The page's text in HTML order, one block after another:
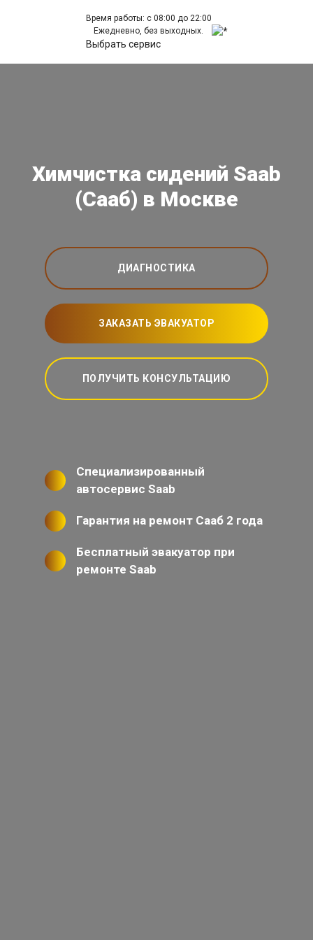
Время работы: с 08:00 до 22:00
Ежедневно, без выходных.
Выбрать сервис
Химчистка сидений Saab
(Сааб) в Москве
ДИАГНОСТИКА
ЗАКАЗАТЬ ЭВАКУАТОР
ПОЛУЧИТЬ КОНСУЛЬТАЦИЮ
Специализированный
автосервис Saab
Гарантия на ремонт Сааб 2 года
Бесплатный эвакуатор при
ремонте Saab